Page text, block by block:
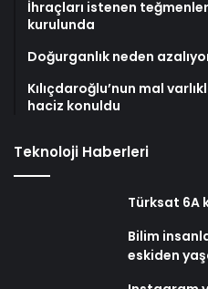
İhraçları istenen
kurulunda
Doğurganlık neden
Kılıçdaroğlu’nun mal
haciz konuldu
Teknoloji Haberleri
Türksat 6A
Bilim
eskiden